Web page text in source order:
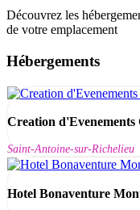
Découvrez les
de votre emplacement
Hébergements
Creation
Saint-Antoine-sur-Richelieu
Hotel Bonaventure